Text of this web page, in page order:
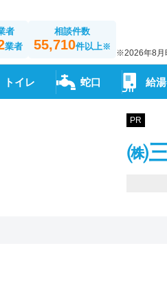
者
業者
相談件数
55,710件以上※
※2026年8月
トイレ 蛇口 給
PR
㈱